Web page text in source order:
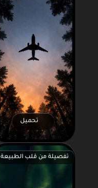
تحميل
تفصيلة من قلب الطبيعة